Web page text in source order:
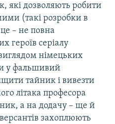
які дозволяють робити
(такі розробки в
– не повна
героїв серіалу
німецьких
у фальшивий
тайник і вивезти
літака професора
а на додачу – ще й
захоплюють